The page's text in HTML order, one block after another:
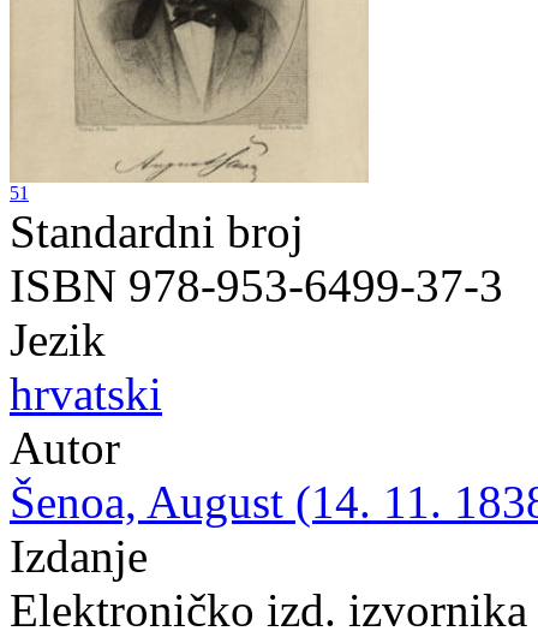
51
Standardni broj
ISBN 978-953-6499-37-3
Jezik
hrvatski
Autor
Šenoa, August (14. 11.
Izdanje
Elektroničko izd.